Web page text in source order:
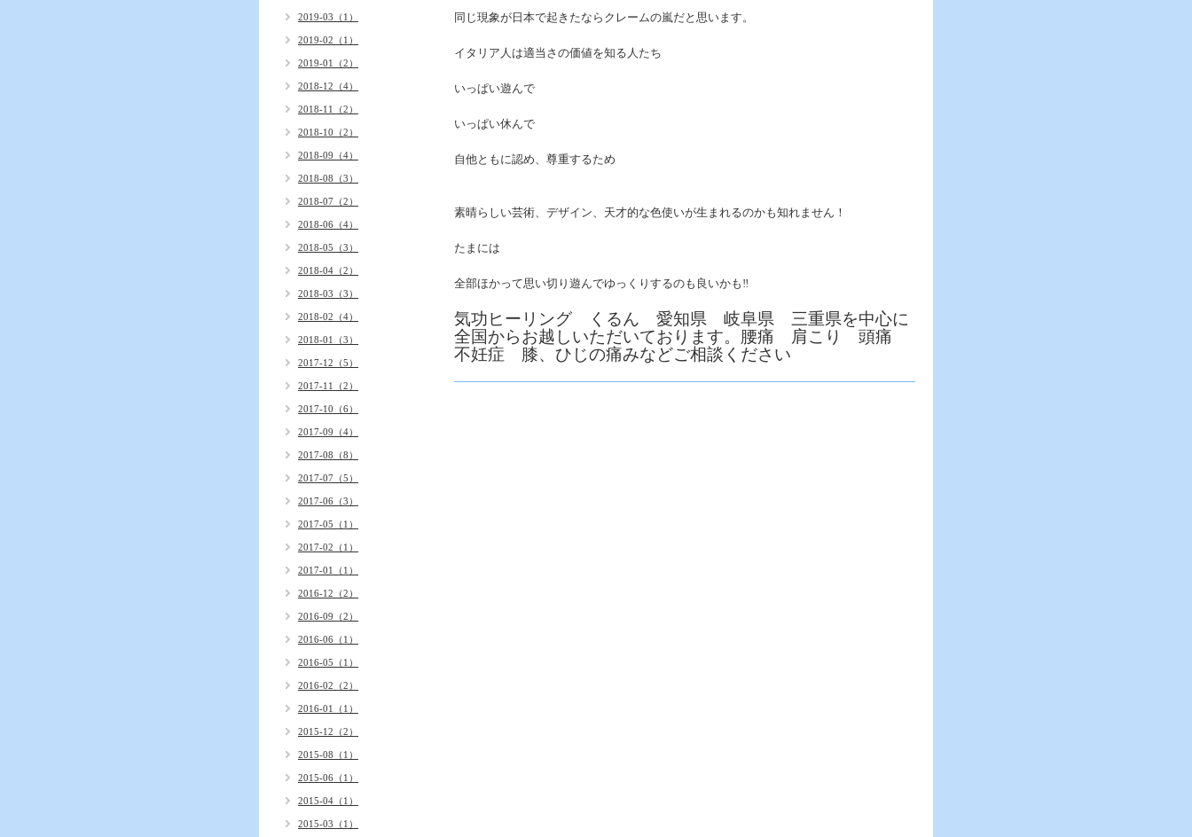
同じ現象が日本で起きたならクレームの嵐だと思います。
イタリア人は適当さの価値を知る人たち
いっぱい遊んで
いっぱい休んで
自他ともに認め、尊重するため
素晴らしい芸術、デザイン、天才的な色使いが生まれるのかも知れません！
たまには
全部ほかって思い切り遊んでゆっくりするのも良いかも‼︎
気功ヒーリング くるん 愛知県 岐阜県 三重県を中心に
全国からお越しいただいております。腰痛 肩こり 頭痛
不妊症 膝、ひじの痛みなどご相談ください
2019-03（1）
2019-02（1）
2019-01（2）
2018-12（4）
2018-11（2）
2018-10（2）
2018-09（4）
2018-08（3）
2018-07（2）
2018-06（4）
2018-05（3）
2018-04（2）
2018-03（3）
2018-02（4）
2018-01（3）
2017-12（5）
2017-11（2）
2017-10（6）
2017-09（4）
2017-08（8）
2017-07（5）
2017-06（3）
2017-05（1）
2017-02（1）
2017-01（1）
2016-12（2）
2016-09（2）
2016-06（1）
2016-05（1）
2016-02（2）
2016-01（1）
2015-12（2）
2015-08（1）
2015-06（1）
2015-04（1）
2015-03（1）